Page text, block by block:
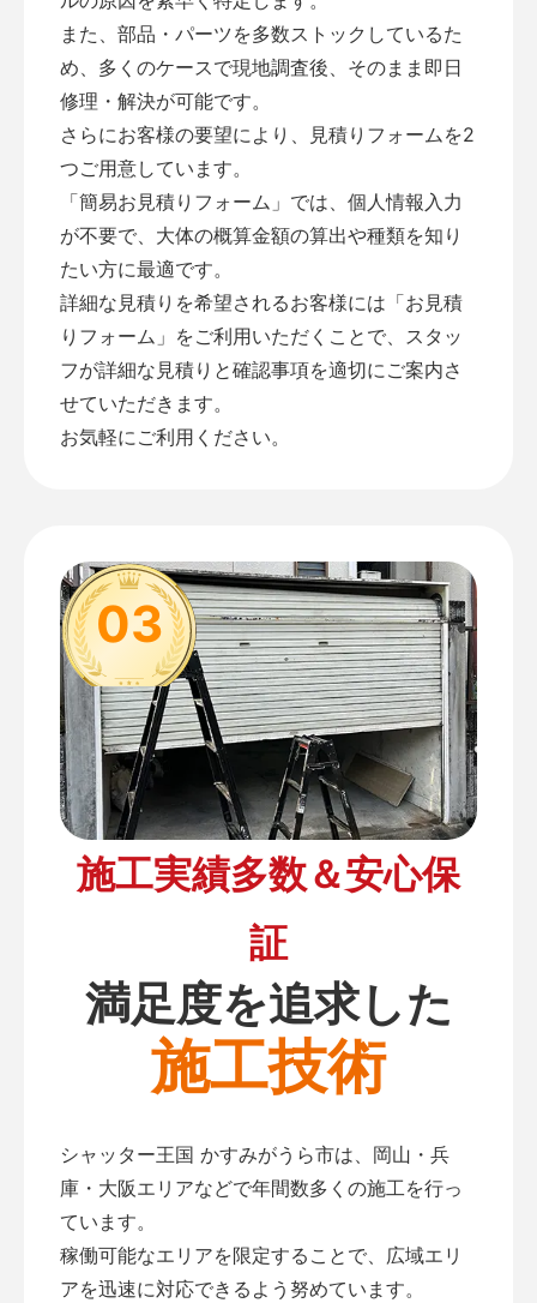
また、部品・パーツを多数ストックしているた
め、多くのケースで現地調査後、そのまま即日
修理・解決が可能です。
さらにお客様の要望により、見積りフォームを2
つご用意しています。
「簡易お見積りフォーム 」では、個人情報入力
が不要で、大体の概算金額の算出や種類を知り
たい方に最適です。
詳細な見積りを希望されるお客様には「お見積
りフォーム 」をご利用いただくことで、スタッ
フが詳細な見積りと確認事項を適切にご案内さ
せていただきます。
お気軽にご利用ください。
03
施工実績多数＆安心保
証
満足度を追求した
施工技術
シャッター王国 かすみがうら市は、岡山・兵
庫・大阪エリアなどで年間数多くの施工を行っ
ています。
稼働可能なエリアを限定することで、広域エリ
アを迅速に対応できるよう努めています。